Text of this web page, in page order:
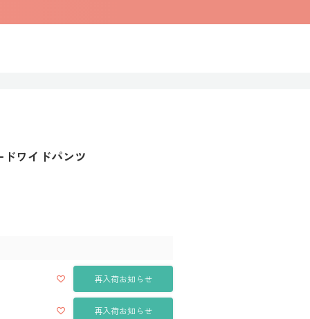
ドワイドパンツ
再入荷お知らせ
再入荷お知らせ